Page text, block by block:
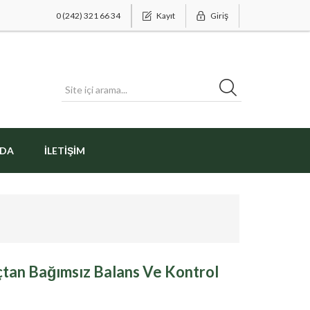
0 (242) 321 66 34 Kayıt Giriş
İLETIŞIM
Bağımsız Balans Ve Kontrol